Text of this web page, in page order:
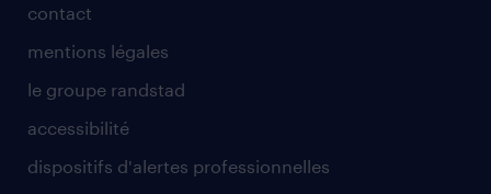
contact
mentions légales
le groupe randstad
accessibilité
dispositifs d'alertes professionnelles